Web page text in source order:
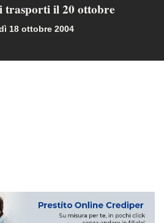
trasporti il 20 ottobre
18 ottobre 2004